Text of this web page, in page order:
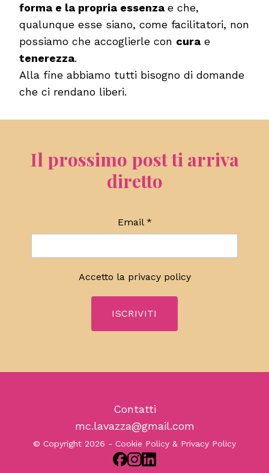
forma e la propria essenza e che,
qualunque esse siano, come facilitatori, non
possiamo che accoglierle con cura e
tenerezza.
Alla fine abbiamo tutti bisogno di domande
che ci rendano liberi.
Il prossimo post ti arriva
diretto
Email *
Accetto la privacy policy
Contatti
mc.lavazza@gmail.com
© Copyright 2026 - Cookie Policy & Privacy Policy